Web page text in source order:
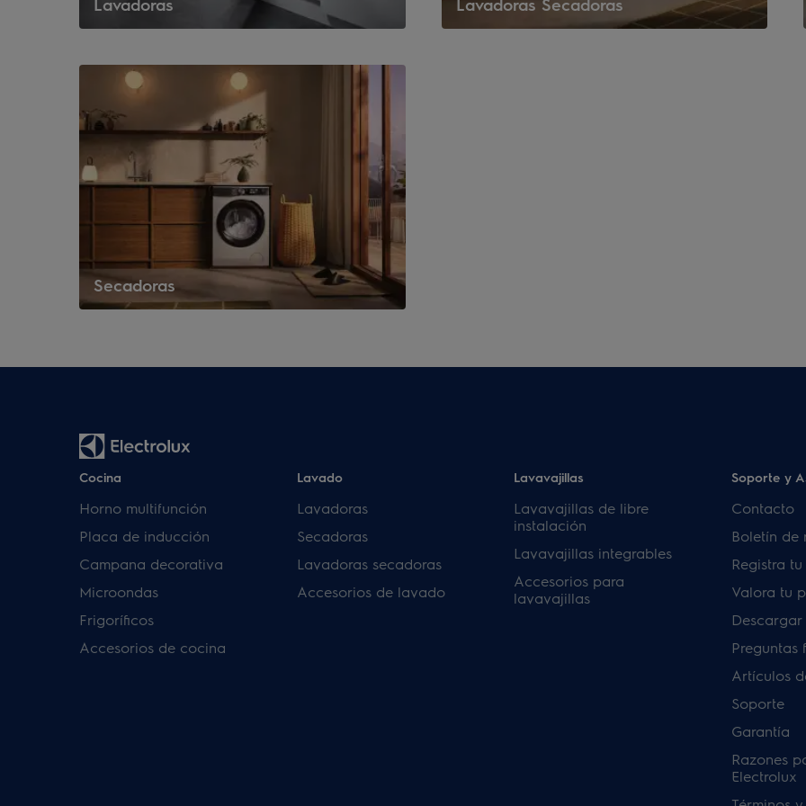
Secadoras
Cocina
Horno multifunción
Placa de inducción
Campana decorativa
Microondas
Frigoríficos
Accesorios de cocina
Lavado
Lavadoras
Secadoras
Lavadoras secadoras
Accesorios de lavado
Lavavajillas
Lavavajillas de libre
instalación
Lavavajillas integrables
Accesorios para
lavavajillas
Soporte y
Contacto
Boletín de
Registra
Valora tu
Descargar
Preguntas
Artículos
Soporte
Garantía
Razones
Electrolux